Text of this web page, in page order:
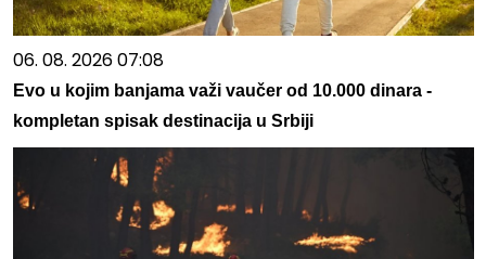
06. 08. 2026 07:08
Evo u kojim banjama važi vaučer od 10.000 dinara -
kompletan spisak destinacija u Srbiji